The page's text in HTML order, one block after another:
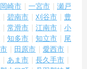
以上と高く、急なシフ
員体制です
を行うため、月平均の
めに抑えられます
シフト編成が組まれて
業が可能です
岡崎市 一宮市
瀬戸
碧南市 刈谷市
豊
常滑市 江南市
小
知多市 知立市
尾
田原市
愛西市
あま市
長久手市